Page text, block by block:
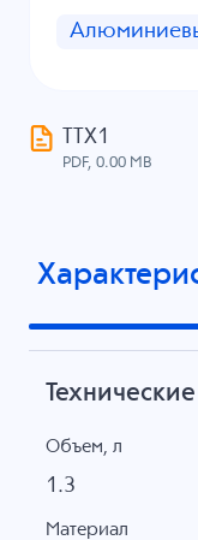
ТТХ1
PDF, 0.00 MB
Объем, л
1.3
Материал